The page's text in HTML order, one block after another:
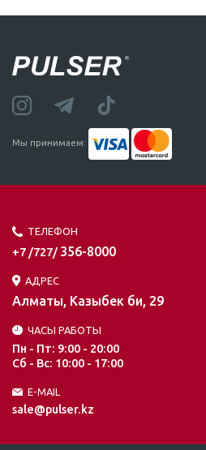
Мы принимаем:
ТЕЛЕФОН
+7 /727/ 356-8000
АДРЕС
Алматы, Казыбек би, 29
ЧАСЫ РАБОТЫ
Пн - Пт: 9:00 - 20:00
Сб - Вс: 10:00 - 17:00
E-MAIL
sale@pulser.kz